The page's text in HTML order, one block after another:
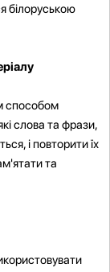
білоруською
способом
слова та фрази,
і повторити їх
та